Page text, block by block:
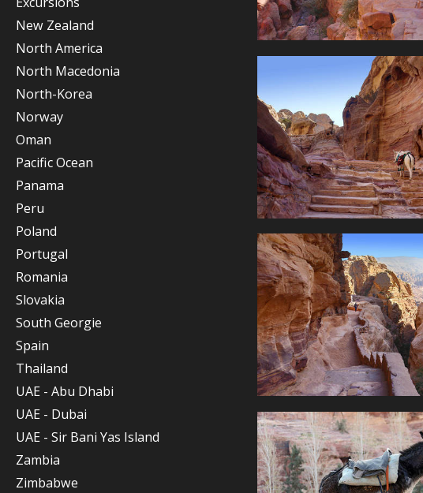
New Zealand
North America
North Macedonia
North-Korea
Norway
Oman
Pacific Ocean
Panama
Peru
Poland
Portugal
Romania
Slovakia
South Georgie
Spain
Thailand
UAE - Abu Dhabi
UAE - Dubai
UAE - Sir Bani Yas Island
Zambia
Zimbabwe